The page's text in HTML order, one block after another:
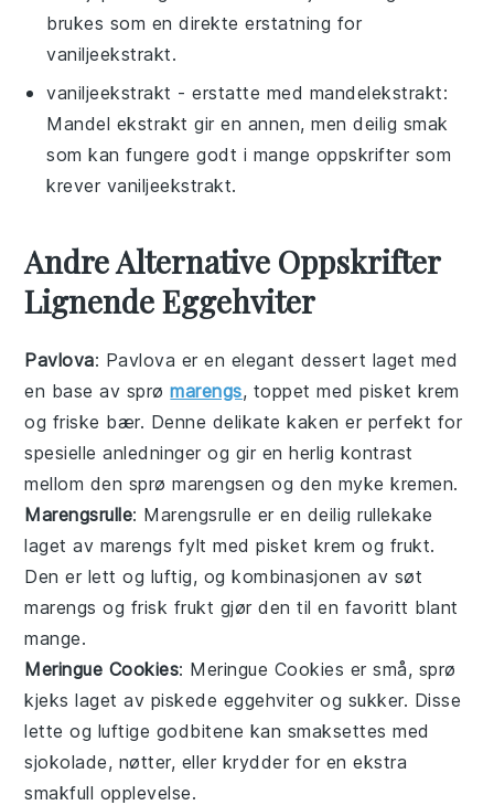
brukes som en direkte erstatning for
vaniljeekstrakt.
vaniljeekstrakt - erstatte med mandelekstrakt:
Mandel ekstrakt gir en annen, men deilig smak
som kan fungere godt i mange oppskrifter som
krever vaniljeekstrakt.
Andre Alternative Oppskrifter
Lignende Eggehviter
Pavlova: Pavlova er en elegant dessert laget med
en base av sprømarengs, toppet med pisket krem
og friske bær. Denne delikate kaken er perfekt for
spesielle anledninger og gir en herlig kontrast
mellom den sprø marengsen og den myke kremen.
Marengsrulle: Marengsrulle er en deilig rullekake
laget av marengs fylt med pisket krem og frukt.
Den er lett og luftig, og kombinasjonen av søt
marengs og frisk frukt gjør den til en favoritt blant
mange.
Meringue Cookies: Meringue Cookies er små, sprø
kjeks laget av piskede eggehviter og sukker. Disse
lette og luftige godbitene kan smaksettes med
sjokolade, nøtter, eller krydder for en ekstra
smakfull opplevelse.